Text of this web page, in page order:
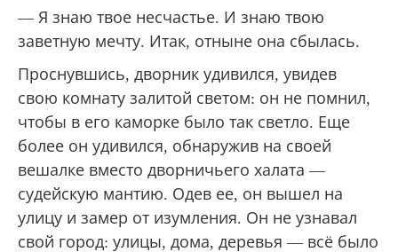
— Я знаю твое несчастье. И знаю твою
заветную мечту. Итак, отныне она сбылась.
Проснувшись, дворник удивился, увидев
свою комнату залитой светом: он не помнил,
чтобы в его каморке было так светло. Еще
более он удивился, обнаружив на своей
вешалке вместо дворничьего халата —
судейскую мантию. Одев ее, он вышел на
улицу и замер от изумления. Он не узнавал
свой город: улицы, дома, деревья — всё было